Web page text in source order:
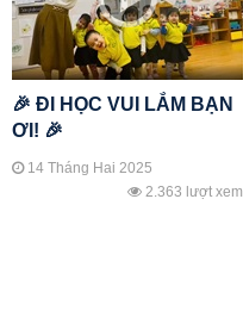
🎉 ĐI HỌC VUI LẮM BẠN
ƠI! 🎉
14 Tháng Hai 2025
2.363 lượt xem